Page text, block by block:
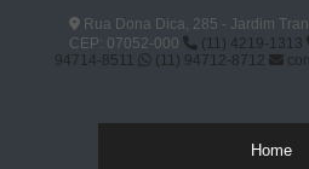
Rua Dona Dica, 285 - Jardim
CEP: 07052-000
(11) 4219-1313
94714-8511
(11) 94712-8712
Home